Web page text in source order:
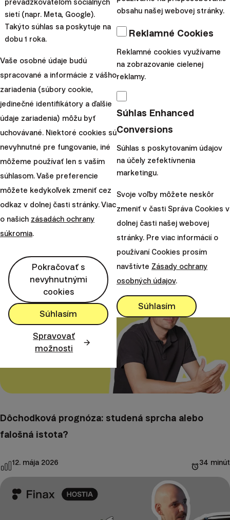
Odporúčame
Ako financovať rast biznisu: investori, úvery a
tvrdé lekcie GymBeamu
50 minút
Dôchodková prognóza: studená sprcha alebo
falošná istota?
12. mája 2026 34 minút
prevádzkovateľom sociálnych
sietí (napr. Meta, Google).
Takýto súhlas sa poskytuje na
dobu 1 roka.
Vaše osobné údaje budú
spracované a informácie z vášho
zariadenia (súbory cookie,
jedinečné identifikátory a ďalšie
údaje zariadenia) môžu byť
uchovávané. Niektoré cookies sú
nevyhnutné pre fungovanie, iné
môžeme používať len s vaším
súhlasom. Vaše preferencie
môžete kedykoľvek zmeniť cez
odkaz v dolnej časti stránky. Viac
o našich zásadách ochrany
súkromia.
Pokračovať s
nevyhnutnými
cookies
Súhlasím
Spravovať
možnosti
obsahu našej webovej stránky.
Reklamné Cookies
Reklamné cookies využívame
na zobrazovanie cielenej
reklamy.
Súhlas Enhanced
Conversions
Súhlas s poskytovaním údajov
na účely zefektívnenia
marketingu.
Svoje voľby môžete neskôr
zmeniť v časti Správa Cookies v
dolnej časti našej webovej
stránky. Pre viac informácií o
používaní Cookies prosím
navštívte Zásady ochrany
osobných údajov.
Súhlasím